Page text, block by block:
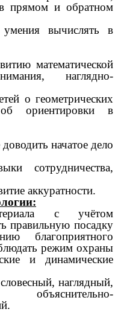
прямом и обратном
умения вычислять в
математической
наглядно-
о геометрических
ориентировки в
начатое дело
сотрудничества,
аккуратности.
с учётом
правильную посадку
благоприятного
режим охраны
и динамические
наглядный,